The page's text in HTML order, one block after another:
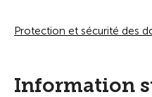
Protection et sécurité des
Information